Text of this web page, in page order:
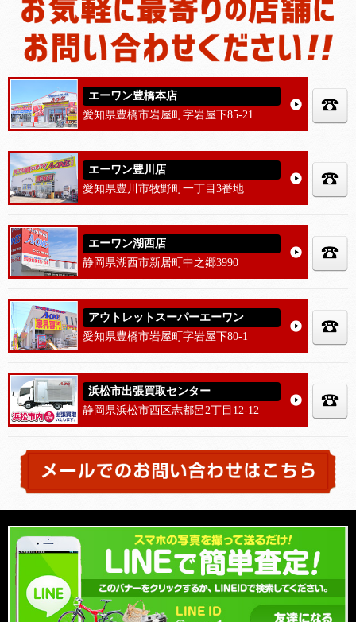
エーワン豊橋本店
愛知県豊橋市岩屋町字岩屋下85-21
エーワン豊川店
愛知県豊川市牧野町一丁目3番地
エーワン湖西店
静岡県湖西市新居町中之郷3990
アウトレットスーパーエーワン
愛知県豊橋市岩屋町字岩屋下80-1
浜松市出張買取センター
静岡県浜松市西区志都呂2丁目12-12